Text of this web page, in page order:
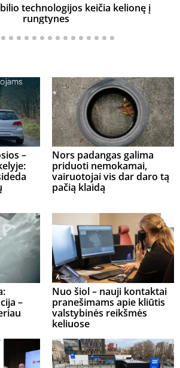
technologijos keičia kelionę į
rungtynes
–
Nors padangas galima
priduoti nemokamai,
vairuotojai vis dar daro tą
pačią klaidą
–
Nuo šiol – nauji kontaktai
pranešimams apie kliūtis
valstybinės reikšmės
keliuose